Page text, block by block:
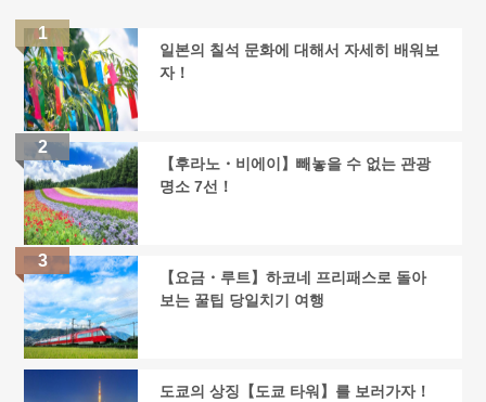
일본의 칠석 문화에 대해서 자세히 배워보
자！
【후라노・비에이】빼놓을 수 없는 관광
명소 7선！
【요금・루트】하코네 프리패스로 돌아
보는 꿀팁 당일치기 여행
도쿄의 상징【도쿄 타워】를 보러가자！